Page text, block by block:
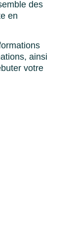
des
en
ainsi
votre